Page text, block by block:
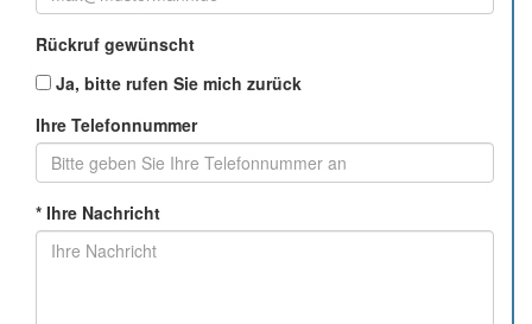
Rückruf gewünscht
Ja, bitte rufen Sie mich zurück
Ihre Telefonnummer
* Ihre Nachricht